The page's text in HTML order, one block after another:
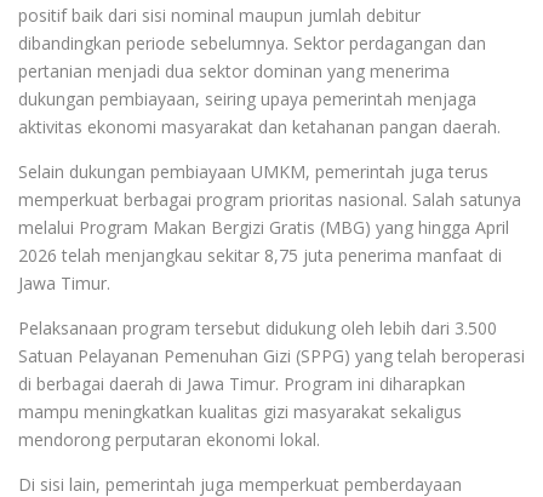
positif baik dari sisi nominal maupun jumlah debitur
dibandingkan periode sebelumnya. Sektor perdagangan dan
pertanian menjadi dua sektor dominan yang menerima
dukungan pembiayaan, seiring upaya pemerintah menjaga
aktivitas ekonomi masyarakat dan ketahanan pangan daerah.
Selain dukungan pembiayaan UMKM, pemerintah juga terus
memperkuat berbagai program prioritas nasional. Salah satunya
melalui Program Makan Bergizi Gratis (MBG) yang hingga April
2026 telah menjangkau sekitar 8,75 juta penerima manfaat di
Jawa Timur.
Pelaksanaan program tersebut didukung oleh lebih dari 3.500
Satuan Pelayanan Pemenuhan Gizi (SPPG) yang telah beroperasi
di berbagai daerah di Jawa Timur. Program ini diharapkan
mampu meningkatkan kualitas gizi masyarakat sekaligus
mendorong perputaran ekonomi lokal.
Di sisi lain, pemerintah juga memperkuat pemberdayaan